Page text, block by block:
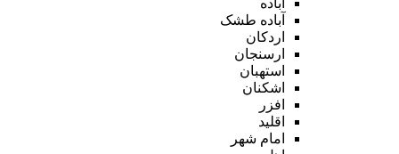
آباده طشک
اردکان
ارسنجان
استهبان
اشکنان
افزر
اقلید
امام شهر